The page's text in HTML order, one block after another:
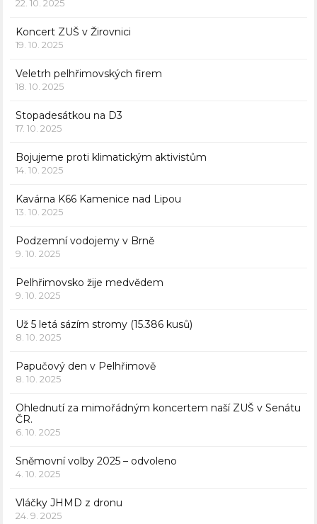
22. 10. 2025
Koncert ZUŠ v Žirovnici
19. 10. 2025
Veletrh pelhřimovských firem
18. 10. 2025
Stopadesátkou na D3
17. 10. 2025
Bojujeme proti klimatickým aktivistům
14. 10. 2025
Kavárna K66 Kamenice nad Lipou
13. 10. 2025
Podzemní vodojemy v Brně
9. 10. 2025
Pelhřimovsko žije medvědem
9. 10. 2025
Už 5 letá sázím stromy (15.386 kusů)
8. 10. 2025
Papučový den v Pelhřimově
8. 10. 2025
Ohlednutí za mimořádným koncertem naší ZUŠ v Senátu
ČR.
6. 10. 2025
Sněmovní volby 2025 – odvoleno
4. 10. 2025
Vláčky JHMD z dronu
24. 9. 2025